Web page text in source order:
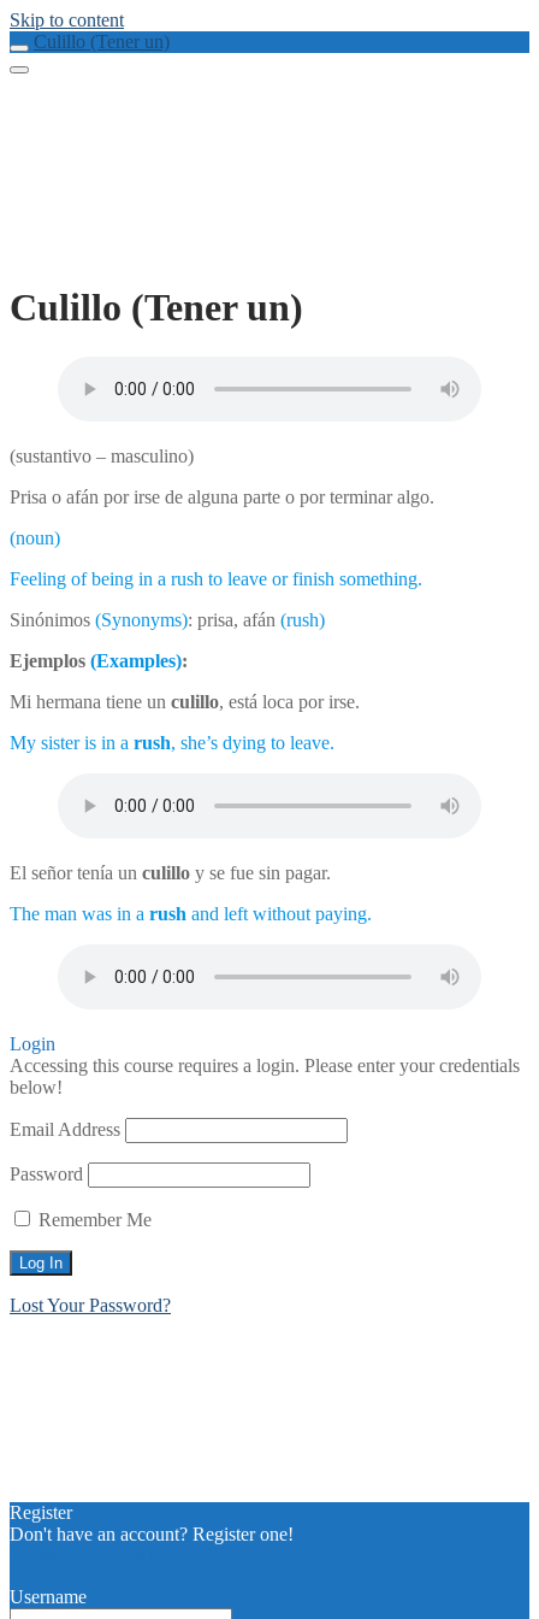
Skip to content
Culillo (Tener un)
Culillo (Tener un)
(sustantivo – masculino)
Prisa o afán por irse de alguna parte o por terminar algo.
(noun)
Feeling of being in a rush to leave or finish something.
Sinónimos (Synonyms): prisa, afán (rush)
Ejemplos (Examples):
Mi hermana tiene un culillo, está loca por irse.
My sister is in a rush, she’s dying to leave.
El señor tenía un culillo y se fue sin pagar.
The man was in a rush and left without paying.
Login
Accessing this course requires a login. Please enter your credentials
below!
Email Address
Password
Remember Me
Lost Your Password?
Register
Don't have an account? Register one!
Username